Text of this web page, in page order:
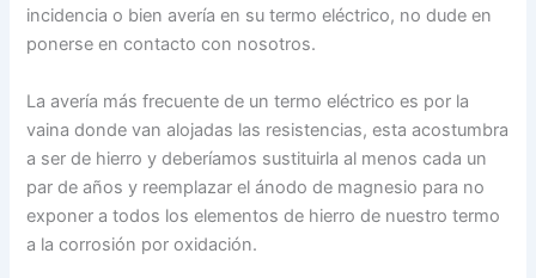
incidencia o bien avería en su termo eléctrico, no dude en
ponerse en contacto con nosotros.
La avería más frecuente de un termo eléctrico es por la
vaina donde van alojadas las resistencias, esta acostumbra
a ser de hierro y deberíamos sustituirla al menos cada un
par de años y reemplazar el ánodo de magnesio para no
exponer a todos los elementos de hierro de nuestro termo
a la corrosión por oxidación.